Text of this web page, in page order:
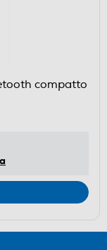
compatto